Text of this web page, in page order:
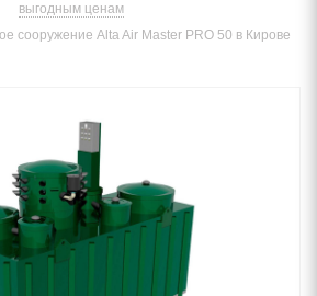
выгодным ценам
сооружение Alta Air Master PRO 50 в Кирове